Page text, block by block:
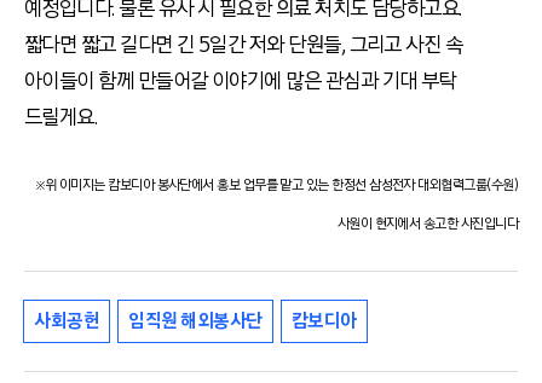
예정입니다. 물론 유사 시 필요한 의료 처치도 담당하고요.
짧다면 짧고 길다면 긴 5일간 저와 단원들, 그리고 사진 속
아이들이 함께 만들어갈 이야기에 많은 관심과 기대 부탁
드릴게요.
※위 이미지는 캄보디아 봉사단에서 홍보 업무를 맡고 있는 한정선 삼성전자 대외협력그룹(수원)
사원이 현지에서 송고한 사진입니다
사회공헌 임직원 해외봉사단 캄보디아